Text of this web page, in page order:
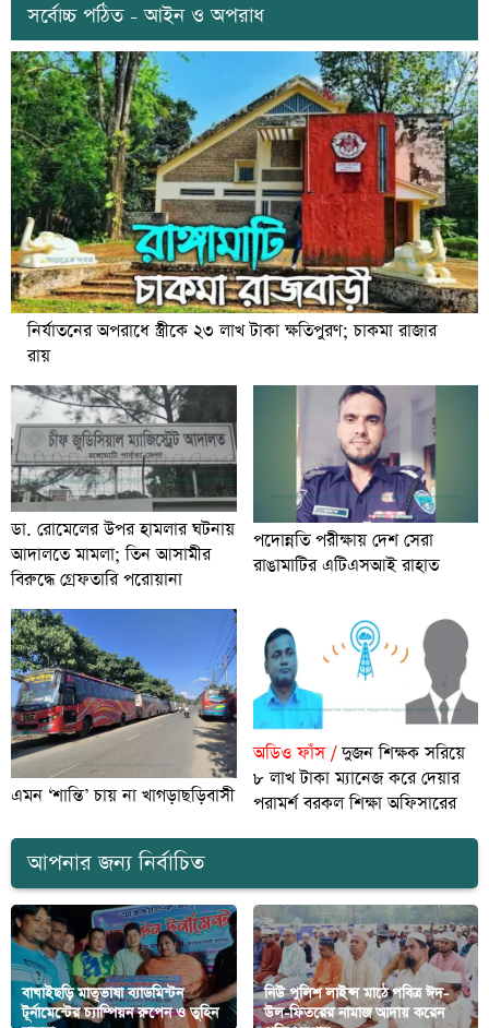
সর্বোচ্চ পঠিত - আইন ও অপরাধ
নির্যাতনের অপরাধে স্ত্রীকে ২৩ লাখ টাকা ক্ষতিপুরণ; চাকমা রাজার
রায়
ডা. রোমেলের উপর হামলার ঘটনায়
আদালতে মামলা; তিন আসামীর
বিরুদ্ধে গ্রেফতারি পরোয়ানা
পদোন্নতি পরীক্ষায় দেশ সেরা
রাঙামাটির এটিএসআই রাহাত
এমন ‘শান্তি’ চায় না খাগড়াছড়িবাসী
অডিও ফাঁস /দুজন শিক্ষক সরিয়ে
৮ লাখ টাকা ম্যানেজ করে দেয়ার
পরামর্শ বরকল শিক্ষা অফিসারের
আপনার জন্য নির্বাচিত
বাঘাইছড়ি মাতৃভাষা ব্যাডমিন্টন
টূর্নামেন্টের চ্যাম্পিয়ন রুপেন ও তুহিন
নিউ পুলিশ লাইন্স মাঠে পবিত্র ঈদ-
উল-ফিতরের নামাজ আদায় করেন